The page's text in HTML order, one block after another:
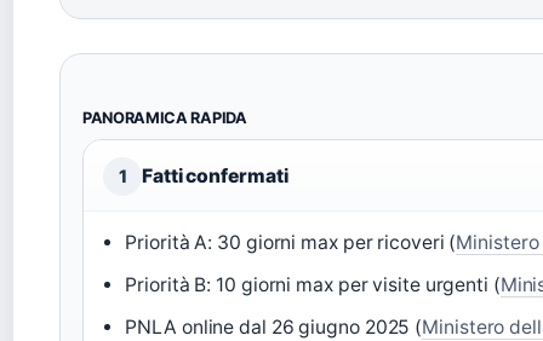
PANORAMICA RAPIDA
1 Fatti confermati
Priorità A: 30 giorni max per ricoveri (
Priorità B: 10 giorni max per visite urgenti (
PNLA online dal 26 giugno 2025 (Ministero